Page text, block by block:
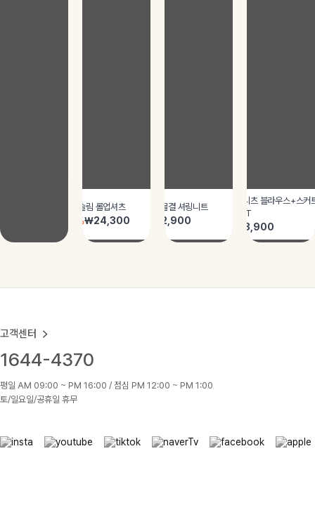
고객센터
1644-4370
평일 AM 09:00 ~ PM 16:00 / 점심 PM 12:00 ~ PM 1:00
토/일요일/공휴일 휴무